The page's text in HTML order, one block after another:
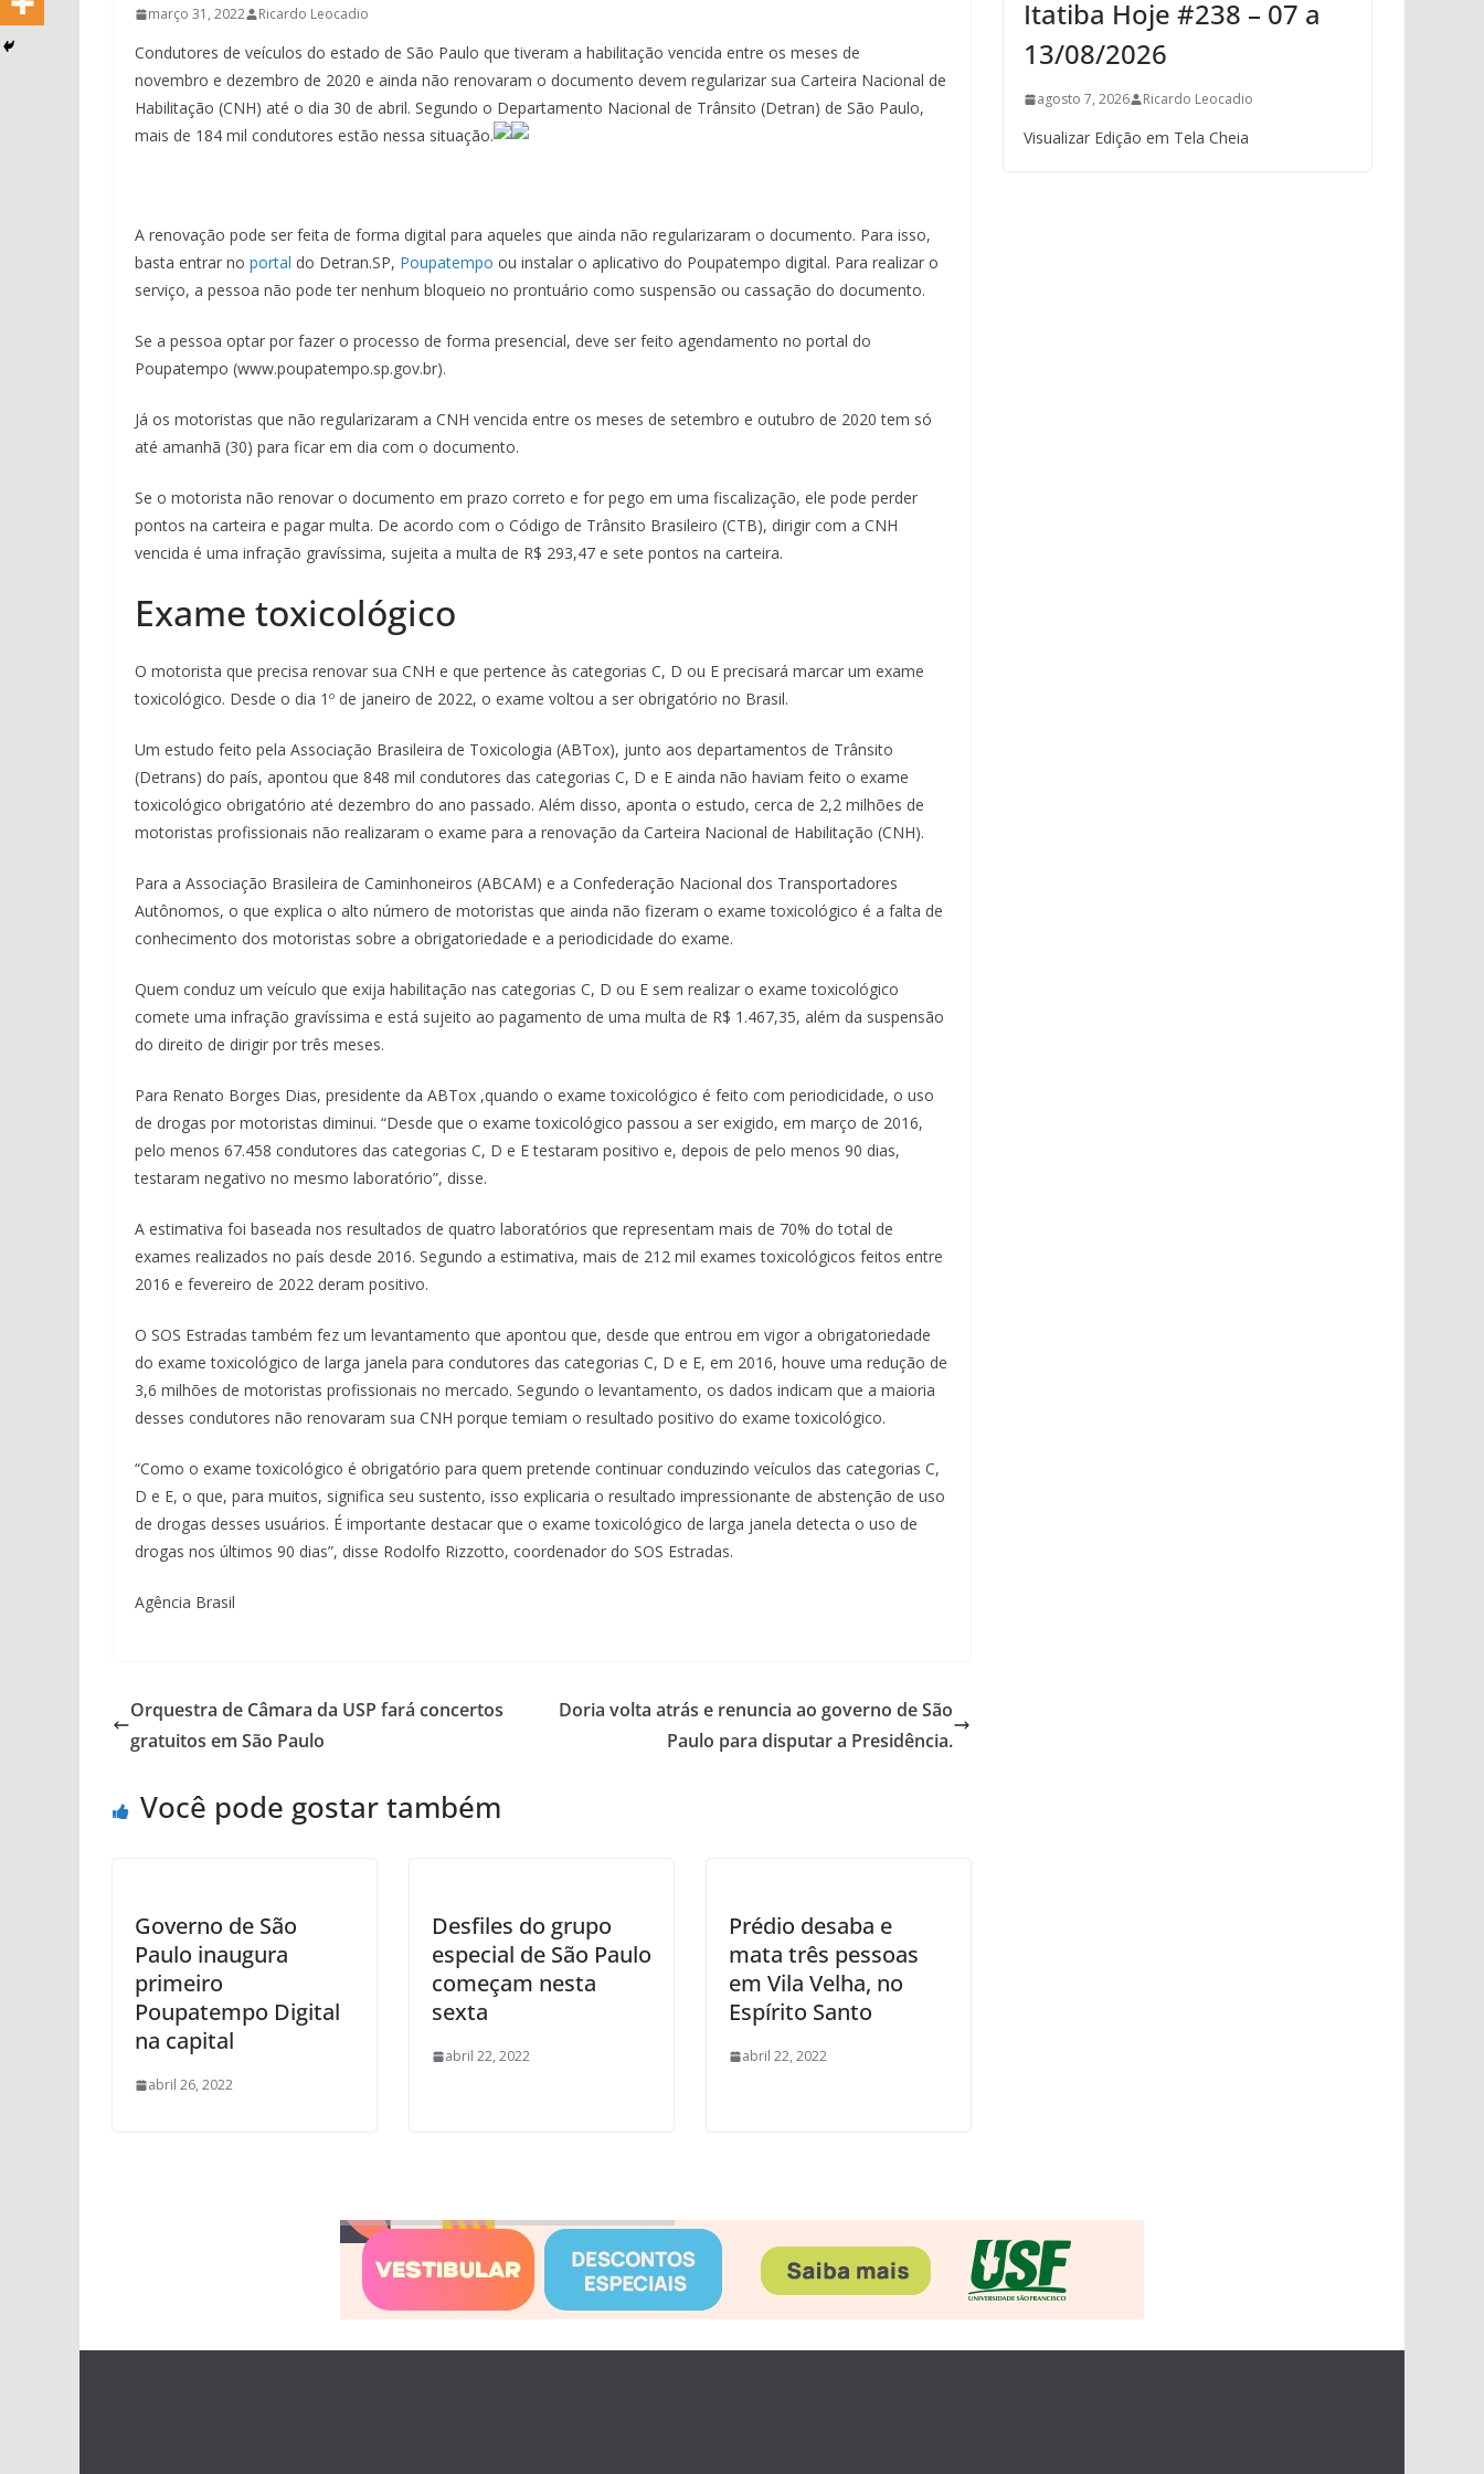
março 31, 2022 Ricardo Leocadio
Condutores de veículos do estado de São Paulo que tiveram a habilitação vencida entre os meses de
novembro e dezembro de 2020 e ainda não renovaram o documento devem regularizar sua Carteira Nacional de
Habilitação (CNH) até o dia 30 de abril. Segundo o Departamento Nacional de Trânsito (Detran) de São Paulo,
mais de 184 mil condutores estão nessa situação.
A renovação pode ser feita de forma digital para aqueles que ainda não regularizaram o documento. Para isso,
basta entrar no portal do Detran.SP, Poupatempo ou instalar o aplicativo do Poupatempo digital. Para realizar o
serviço, a pessoa não pode ter nenhum bloqueio no prontuário como suspensão ou cassação do documento.
Se a pessoa optar por fazer o processo de forma presencial, deve ser feito agendamento no portal do
Poupatempo (www.poupatempo.sp.gov.br).
Já os motoristas que não regularizaram a CNH vencida entre os meses de setembro e outubro de 2020 tem só
até amanhã (30) para ficar em dia com o documento.
Se o motorista não renovar o documento em prazo correto e for pego em uma fiscalização, ele pode perder
pontos na carteira e pagar multa. De acordo com o Código de Trânsito Brasileiro (CTB), dirigir com a CNH
vencida é uma infração gravíssima, sujeita a multa de R$ 293,47 e sete pontos na carteira.
Exame toxicológico
O motorista que precisa renovar sua CNH e que pertence às categorias C, D ou E precisará marcar um exame
toxicológico. Desde o dia 1º de janeiro de 2022, o exame voltou a ser obrigatório no Brasil.
Um estudo feito pela Associação Brasileira de Toxicologia (ABTox), junto aos departamentos de Trânsito
(Detrans) do país, apontou que 848 mil condutores das categorias C, D e E ainda não haviam feito o exame
toxicológico obrigatório até dezembro do ano passado. Além disso, aponta o estudo, cerca de 2,2 milhões de
motoristas profissionais não realizaram o exame para a renovação da Carteira Nacional de Habilitação (CNH).
Para a Associação Brasileira de Caminhoneiros (ABCAM) e a Confederação Nacional dos Transportadores
Autônomos, o que explica o alto número de motoristas que ainda não fizeram o exame toxicológico é a falta de
conhecimento dos motoristas sobre a obrigatoriedade e a periodicidade do exame.
Quem conduz um veículo que exija habilitação nas categorias C, D ou E sem realizar o exame toxicológico
comete uma infração gravíssima e está sujeito ao pagamento de uma multa de R$ 1.467,35, além da suspensão
do direito de dirigir por três meses.
Para Renato Borges Dias, presidente da ABTox ,quando o exame toxicológico é feito com periodicidade, o uso
de drogas por motoristas diminui. “Desde que o exame toxicológico passou a ser exigido, em março de 2016,
pelo menos 67.458 condutores das categorias C, D e E testaram positivo e, depois de pelo menos 90 dias,
testaram negativo no mesmo laboratório”, disse.
A estimativa foi baseada nos resultados de quatro laboratórios que representam mais de 70% do total de
exames realizados no país desde 2016. Segundo a estimativa, mais de 212 mil exames toxicológicos feitos entre
2016 e fevereiro de 2022 deram positivo.
O SOS Estradas também fez um levantamento que apontou que, desde que entrou em vigor a obrigatoriedade
do exame toxicológico de larga janela para condutores das categorias C, D e E, em 2016, houve uma redução de
3,6 milhões de motoristas profissionais no mercado. Segundo o levantamento, os dados indicam que a maioria
desses condutores não renovaram sua CNH porque temiam o resultado positivo do exame toxicológico.
“Como o exame toxicológico é obrigatório para quem pretende continuar conduzindo veículos das categorias C,
D e E, o que, para muitos, significa seu sustento, isso explicaria o resultado impressionante de abstenção de uso
de drogas desses usuários. É importante destacar que o exame toxicológico de larga janela detecta o uso de
drogas nos últimos 90 dias”, disse Rodolfo Rizzotto, coordenador do SOS Estradas.
Agência Brasil
Orquestra de Câmara da USP fará concertos
gratuitos em São Paulo
Doria volta atrás e renuncia ao governo de São
Paulo para disputar a Presidência.
Você pode gostar também
Governo de São
Paulo inaugura
primeiro
Poupatempo Digital
na capital
abril 26, 2022
Desfiles do grupo
especial de São Paulo
começam nesta
sexta
abril 22, 2022
Prédio desaba e
mata três pessoas
em Vila Velha, no
Espírito Santo
abril 22, 2022
Itatiba Hoje #238 – 07 a
13/08/2026
agosto 7, 2026 Ricardo Leocadio
Visualizar Edição em Tela Cheia